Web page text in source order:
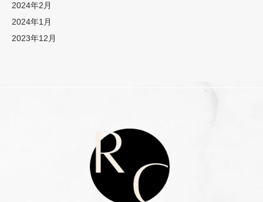
2024年2月
2024年1月
2023年12月